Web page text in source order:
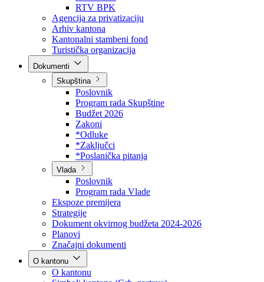
Direkcija za šumarstvo
Javna preduzeća
BPK šume
RTV BPK
Agencija za privatizaciju
Arhiv kantona
Kantonalni stambeni fond
Turistička organizacija
Skupština
Poslovnik
Program rada Skupštine
Budžet 2026
Zakoni
*Odluke
*Zaključci
*Poslanička pitanja
Vlada
Poslovnik
Program rada Vlade
Ekspoze premijera
Strategije
Dokument okvirnog budžeta 2024-2026
Planovi
Značajni dokumenti